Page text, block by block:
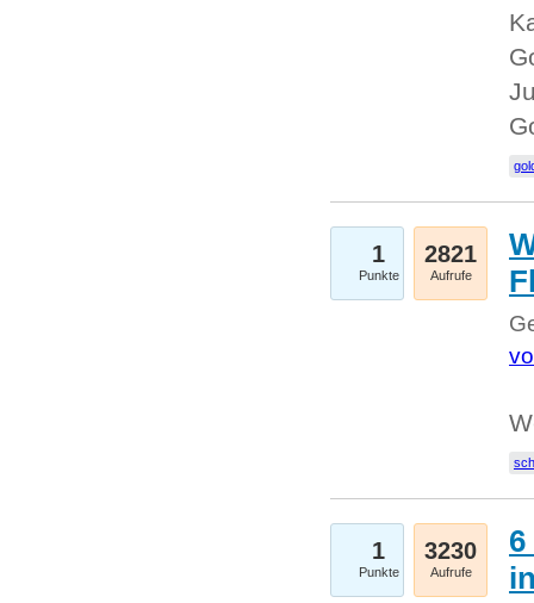
1
Punkte
2821
Aufrufe
1
Punkte
3230
Aufrufe